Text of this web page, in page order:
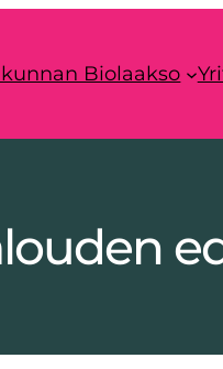
Biolaakso